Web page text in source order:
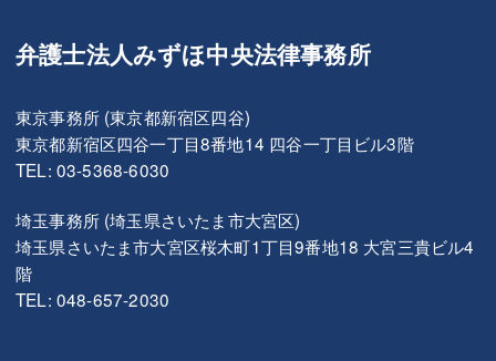
弁護士法人みずほ中央法律事務所
東京事務所 (東京都新宿区四谷)
東京都新宿区四谷一丁目8番地14 四谷一丁目ビル3階
TEL: 03-5368-6030
埼玉事務所 (埼玉県さいたま市大宮区)
埼玉県さいたま市大宮区桜木町1丁目9番地18 大宮三貴ビル4
階
TEL: 048-657-2030